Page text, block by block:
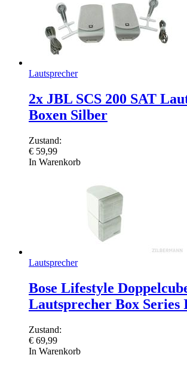
Lautsprecher
2x JBL SCS 200 SAT
Boxen Silber
Zustand:
€ 59,99
In Warenkorb
Lautsprecher
Bose Lifestyle
Lautsprecher Box Series
Zustand:
€ 69,99
In Warenkorb